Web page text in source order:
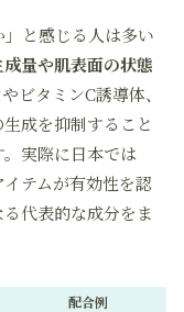
と感じる人は多い
量や肌表面の状態
ビタミンC誘導体、
成を抑制すること
実際に日本では
テムが有効性を認
代表的な成分をま
配合例